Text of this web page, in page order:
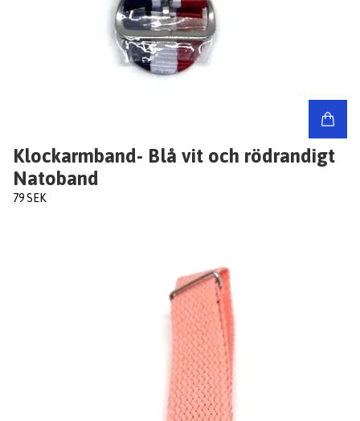
Klockarmband- Blå vit och rödrandigt
Natoband
79 SEK